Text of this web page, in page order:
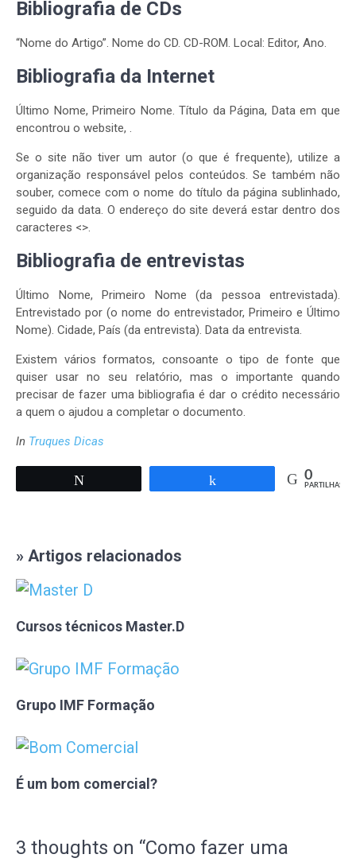
Bibliografia de CDs
“Nome do Artigo”. Nome do CD. CD-ROM. Local: Editor, Ano.
Bibliografia da Internet
Último Nome, Primeiro Nome. Título da Página, Data em que
encontrou o website, .
Se o site não tiver um autor (o que é frequente), utilize a
organização responsável pelos conteúdos. Se também não
souber, comece com o nome do título da página sublinhado,
seguido da data. O endereço do site deverá estar dentro dos
caracteres <>.
Bibliografia de entrevistas
Último Nome, Primeiro Nome (da pessoa entrevistada).
Entrevistado por (o nome do entrevistador, Primeiro e Último
Nome). Cidade, País (da entrevista). Data da entrevista.
Existem vários formatos, consoante o tipo de fonte que
quiser usar no seu relatório, mas o importante quando
precisar de fazer uma bibliografia é dar o crédito necessário
a quem o ajudou a completar o documento.
In Truques Dicas
0
PARTILHAS
» Artigos relacionados
Cursos técnicos Master.D
Grupo IMF Formação
É um bom comercial?
3 thoughts on “Como fazer uma